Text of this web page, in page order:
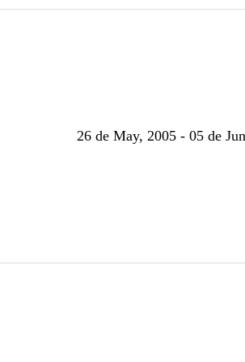
26 de May, 2005 - 05 de